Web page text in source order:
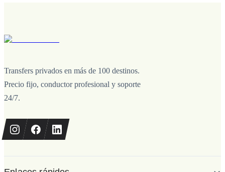
Transfers privados en más de 100 destinos.
Precio fijo, conductor profesional y soporte
24/7.